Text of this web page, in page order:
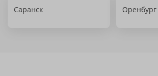
Саранск Оренбург